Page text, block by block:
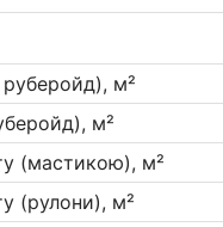
руберойд), м²
м²
(мастикою), м²
(рулони), м²